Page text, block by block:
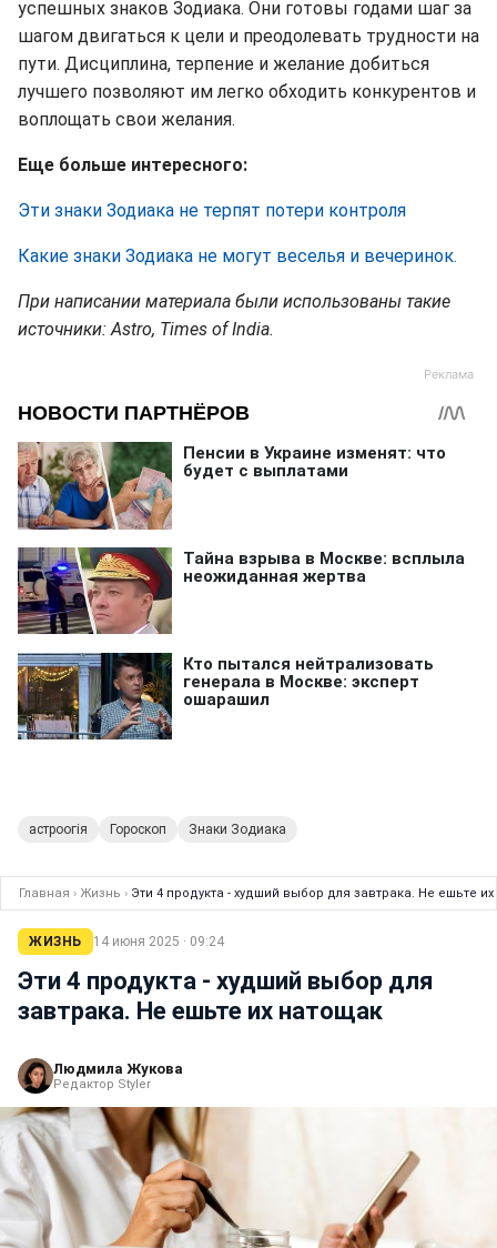
успешных знаков Зодиака. Они готовы годами шаг за
шагом двигаться к цели и преодолевать трудности на
пути. Дисциплина, терпение и желание добиться
лучшего позволяют им легко обходить конкурентов и
воплощать свои желания.
Еще больше интересного:
Эти знаки Зодиака не терпят потери контроля
Какие знаки Зодиака не могут веселья и вечеринок.
При написании материала были использованы такие
источники: Astro, Times of India.
астроогія Гороскоп Знаки Зодиака
Главная › Жизнь › Эти 4 продукта - худший выбор для завтрака. Не ешьте
ЖИЗНЬ 14 июня 2025 · 09:24
Эти 4 продукта - худший выбор для
завтрака. Не ешьте их натощак
Людмила Жукова
Редактор Styler